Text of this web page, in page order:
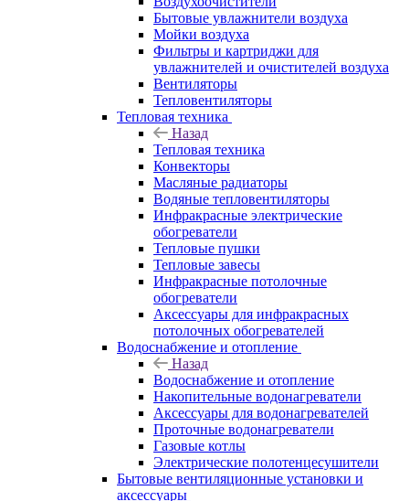
Бытовые увлажнители воздуха
Мойки воздуха
Фильтры и картриджи для
увлажнителей и очистителей воздуха
Вентиляторы
Тепловентиляторы
Тепловая техника
Назад
Тепловая техника
Конвекторы
Масляные радиаторы
Водяные тепловентиляторы
Инфракрасные электрические
обогреватели
Тепловые пушки
Тепловые завесы
Инфракрасные потолочные
обогреватели
Аксессуары для инфракрасных
потолочных обогревателей
Водоснабжение и отопление
Назад
Водоснабжение и отопление
Накопительные водонагреватели
Аксессуары для водонагревателей
Проточные водонагреватели
Газовые котлы
Электрические полотенцесушители
Бытовые вентиляционные установки и
аксессуары